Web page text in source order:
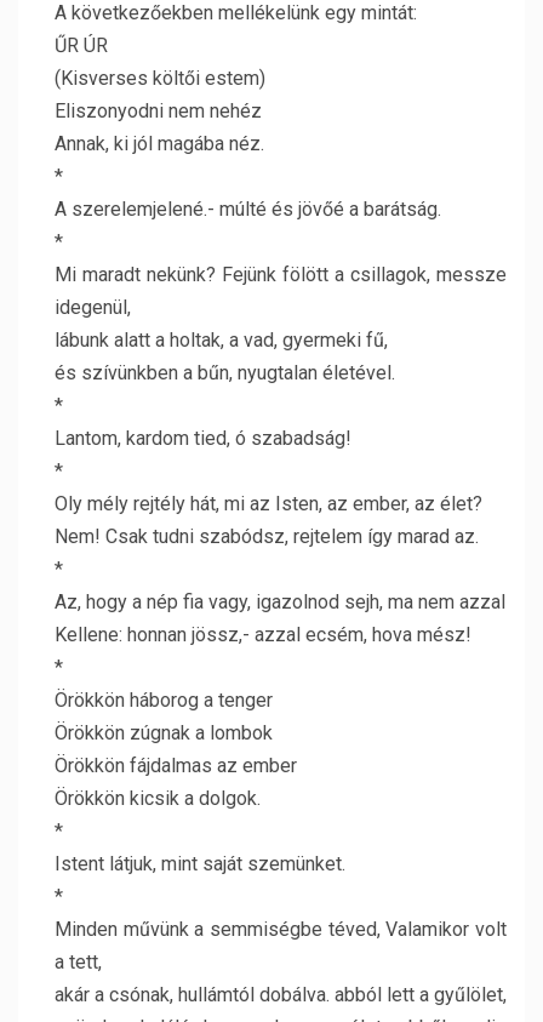
A következőekben mellékelünk egy mintát:
ŰR ÚR
(Kisverses költői estem)
Eliszonyodni nem nehéz
Annak, ki jól magába néz.
*
A szerelemjelené.- múlté és jövőé a barátság.
*
Mi maradt nekünk? Fejünk fölött a csillagok, messze
idegenül,
lábunk alatt a holtak, a vad, gyermeki fű,
és szívünkben a bűn, nyugtalan életével.
*
Lantom, kardom tied, ó szabadság!
*
Oly mély rejtély hát, mi az Isten, az ember, az élet?
Nem! Csak tudni szabódsz, rejtelem így marad az.
*
Az, hogy a nép fia vagy, igazolnod sejh, ma nem azzal
Kellene: honnan jössz,- azzal ecsém, hova mész!
*
Örökkön háborog a tenger
Örökkön zúgnak a lombok
Örökkön fájdalmas az ember
Örökkön kicsik a dolgok.
*
Istent látjuk, mint saját szemünket.
*
Minden művünk a semmiségbe téved, Valamikor volt
a tett,
akár a csónak, hullámtól dobálva. abból lett a gyűlölet,